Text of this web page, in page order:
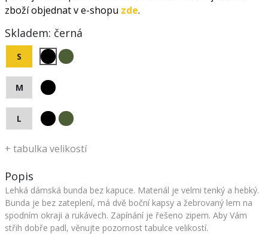
zboží objednat v e-shopu zde.
Skladem: černá
S
M
L
+ tabulka velikostí
Popis
Lehká dámská bunda bez kapuce. Materiál je velmi tenký a hebký.
Bunda je bez zateplení, má dvě boční kapsy a žebrovaný lem na
spodním okraji a rukávech. Zapínání je řešeno zipem. Aby Vám
střih dobře padl, věnujte pozornost tabulce velikostí.